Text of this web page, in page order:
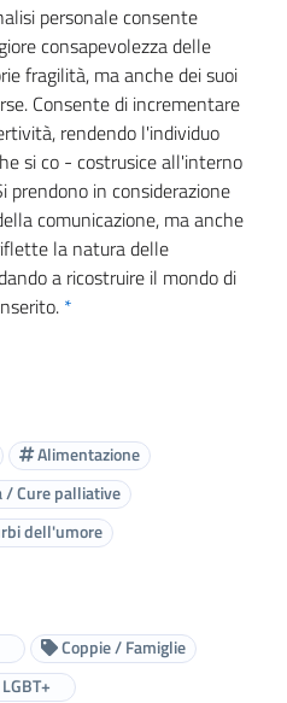
personale consente
consapevolezza delle
fragilità, ma anche dei suoi
Consente di incrementare
rendendo l'individuo
si co - costrusice all'interno
prendono in considerazione
comunicazione, ma anche
la natura delle
a ricostruire il mondo di
*
Alimentazione
/ Cure palliative
dell'umore
Coppie / Famiglie